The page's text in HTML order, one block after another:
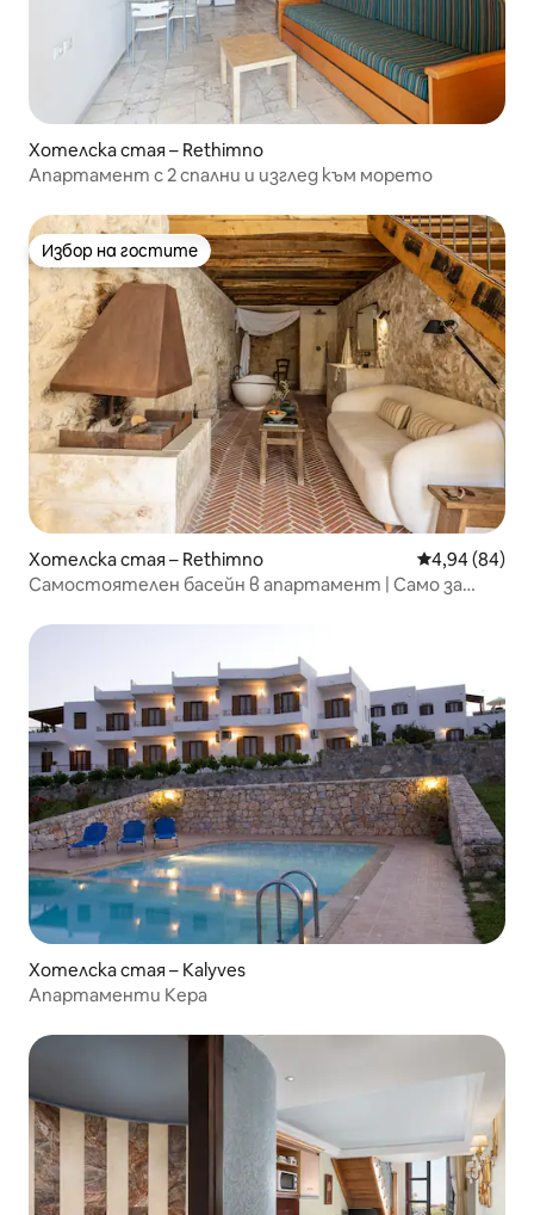
Хотелска стая – Rethimno
Апартамент с 2 спални и изглед към морето
Избор на гостите
Избор на гостите
Хотелска стая – Rethimno Средна
4,94 (84)
Самостоятелен басейн в апартамент | Само за
Хотелска стая – Kalyves
Апартаменти Кера